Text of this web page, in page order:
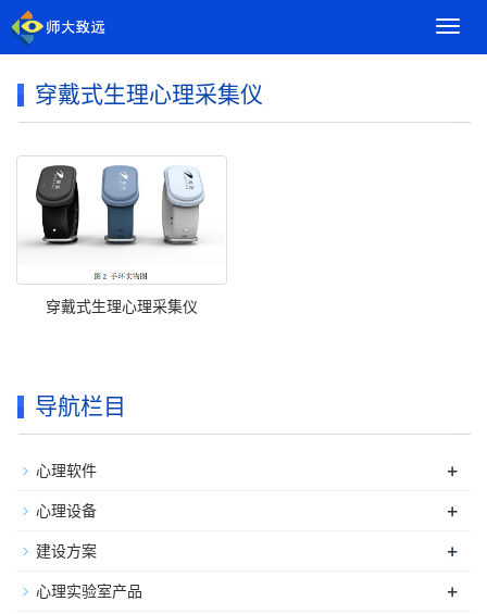
导
穿戴式生理心理采集仪
穿戴式生理心理采集仪
导航栏目
心理软件 +
心理设备 +
建设方案 +
心理实验室产品 +